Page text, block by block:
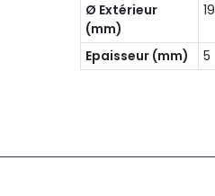
Ø Extérieur
(mm)
19
Epaisseur (mm) 5